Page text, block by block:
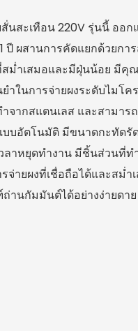
นสะเทือน 220V รุ่นนี้ ออ
ผสานการคัดแยกด้วยกา
สม่ำเสมอและมีฝุ่นน้อย มีคุ
ในการจ่ายผงระดับไมโ
ากสแตนเลส และสามาร
บบอัตโนมัติ มีขนาดกะทัดรั
ลาหยุดทำงาน มีชิ้นส่วนที่ท
ายผงที่เชื่อถือได้และสม่ำ
านกัมมันต์ได้อย่างง่ายดาย